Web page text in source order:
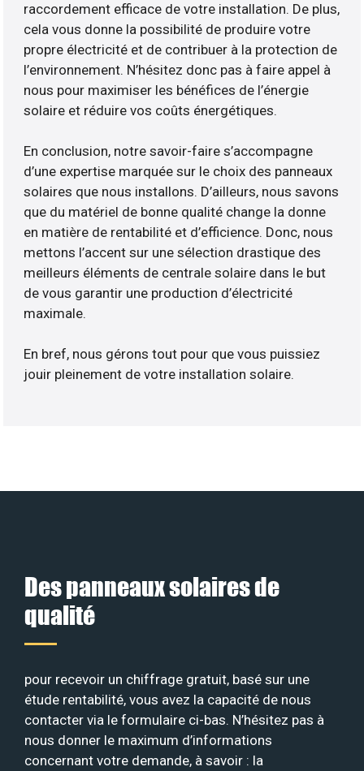
raccordement efficace de votre installation. De plus,
cela vous donne la possibilité de produire votre
propre électricité et de contribuer à la protection de
l’environnement. N’hésitez donc pas à faire appel à
nous pour maximiser les bénéfices de l’énergie
solaire et réduire vos coûts énergétiques.
En conclusion, notre savoir-faire s’accompagne
d’une expertise marquée sur le choix des panneaux
solaires que nous installons. D’ailleurs, nous savons
que du matériel de bonne qualité change la donne
en matière de rentabilité et d’efficience. Donc, nous
mettons l’accent sur une sélection drastique des
meilleurs éléments de centrale solaire dans le but
de vous garantir une production d’électricité
maximale.
En bref, nous gérons tout pour que vous puissiez
jouir pleinement de votre installation solaire.
Des panneaux solaires de
qualité
pour recevoir un chiffrage gratuit, basé sur une
étude rentabilité, vous avez la capacité de nous
contacter via le formulaire ci-bas. N’hésitez pas à
nous donner le maximum d’informations
concernant votre demande, à savoir : la